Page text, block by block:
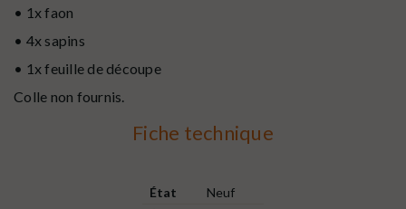
• 1x faon
• 4x sapins
• 1x feuille de découpe
Colle non fournis.
Fiche technique
État
Neuf